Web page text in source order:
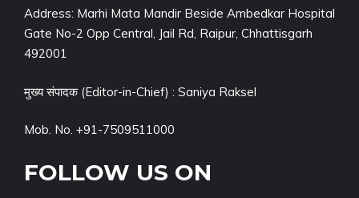
Address: Marhi Mata Mandir Beside Ambedkar Hospital
Gate No-2 Opp Central, Jail Rd, Raipur, Chhattisgarh
492001
मुख्य संपादक (Editor-in-Chief) : Saniya Raksel
Mob. No. +91-7509511000
FOLLOW US ON